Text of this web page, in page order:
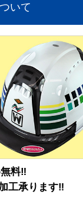
いて
料‼
工承ります‼